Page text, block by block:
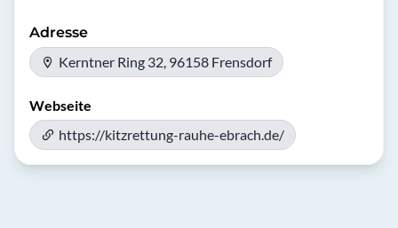
Adresse
Kerntner Ring 32, 96158 Frensdorf
Webseite
https://kitzrettung-rauhe-ebrach.de/